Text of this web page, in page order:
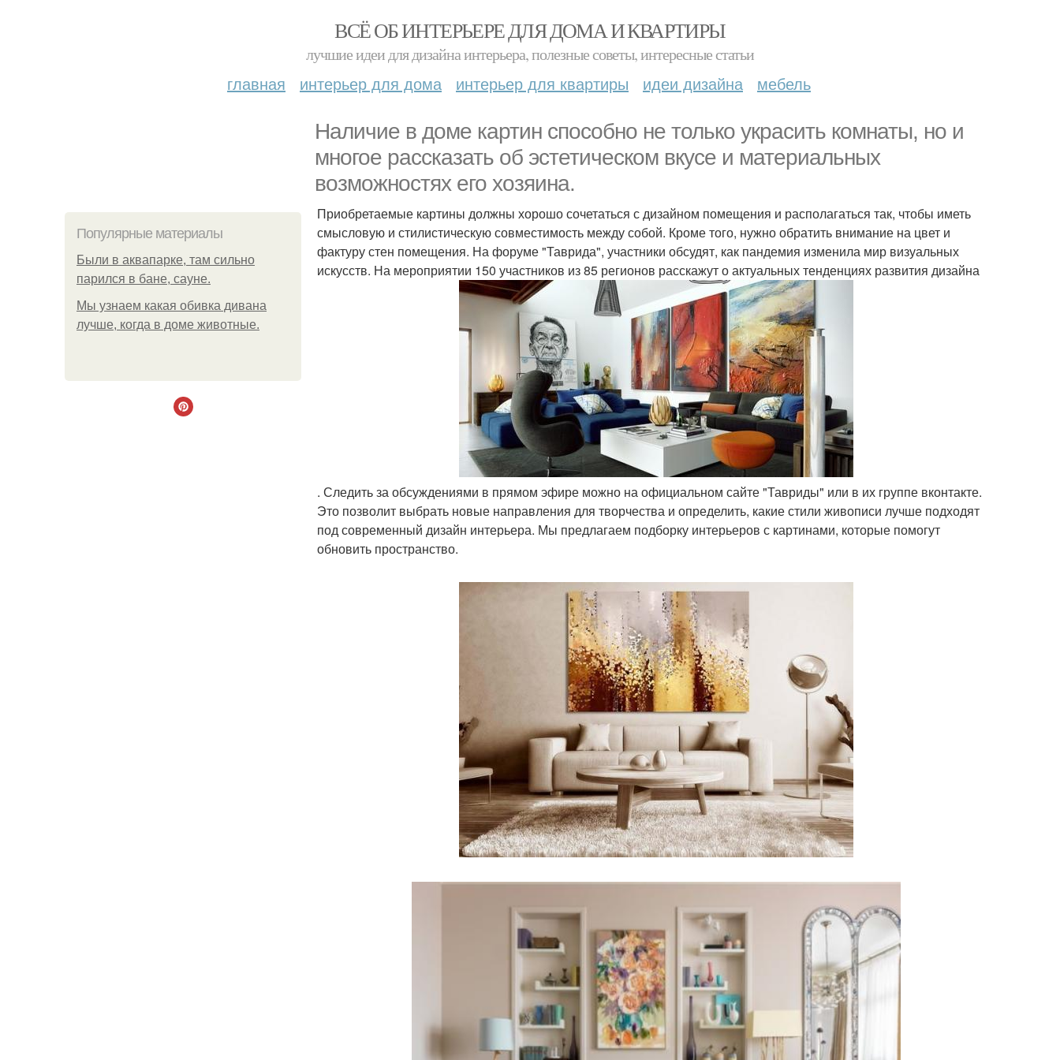
ВСЁ ОБ ИНТЕРЬЕРЕ ДЛЯ ДОМА И КВАРТИРЫ
лучшие идеи для дизайна интерьера, полезные советы, интересные статьи
главная интерьер для дома интерьер для квартиры идеи дизайна мебель
Наличие в доме картин способно не только украсить комнаты, но и
многое рассказать об эстетическом вкусе и материальных
возможностях его хозяина.
Популярные материалы
Были в аквапарке, там сильно
парился в бане, сауне.
Мы узнаем какая обивка дивана
лучше, когда в доме животные.
Приобретаемые картины должны хорошо сочетаться с дизайном помещения и располагаться так, чтобы иметь
смысловую и стилистическую совместимость между собой. Кроме того, нужно обратить внимание на цвет и
фактуру стен помещения. На форуме "Таврида", участники обсудят, как пандемия изменила мир визуальных
искусств. На мероприятии 150 участников из 85 регионов расскажут о актуальных тенденциях развития дизайна
. Следить за обсуждениями в прямом эфире можно на официальном сайте "Тавриды" или в их группе вконтакте.
Это позволит выбрать новые направления для творчества и определить, какие стили живописи лучше подходят
под современный дизайн интерьера. Мы предлагаем подборку интерьеров с картинами, которые помогут
обновить пространство.